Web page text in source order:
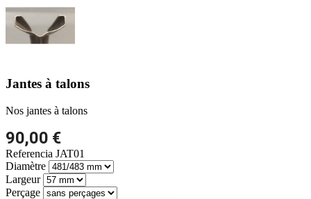
Jantes à talons
Nos jantes à talons
90,00 €
Referencia JAT01
Diamètre
Largeur
Perçage